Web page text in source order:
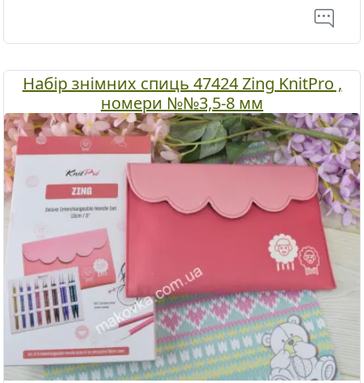
Набір знімних спиць 47424 Zing KnitPro ,
номери №№3,5-8 мм